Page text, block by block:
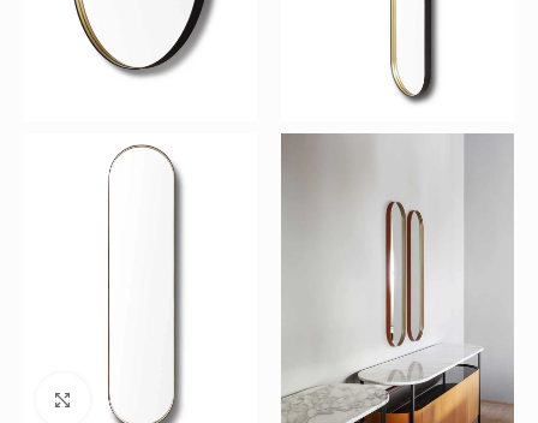
Büyütmek için tıklayın